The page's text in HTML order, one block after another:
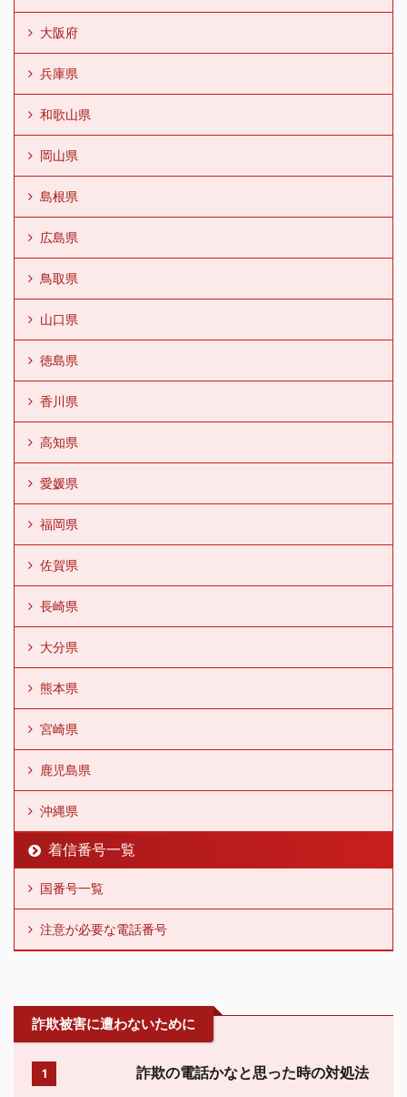
大阪府
兵庫県
和歌山県
岡山県
島根県
広島県
鳥取県
山口県
徳島県
香川県
高知県
愛媛県
福岡県
佐賀県
長崎県
大分県
熊本県
宮崎県
鹿児島県
沖縄県
着信番号一覧
国番号一覧
注意が必要な電話番号
詐欺被害に遭わないために
1 詐欺の電話かなと思った時の対処法